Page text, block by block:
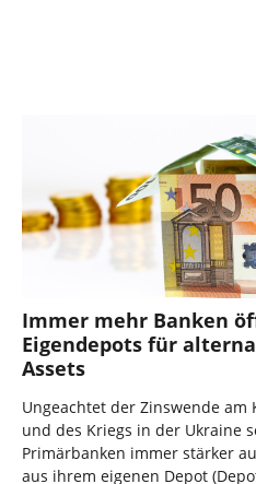
Immer mehr Banken
Eigendepots für
Assets
Ungeachtet der Zinswende am
und des Kriegs in der Ukraine
Primärbanken immer stärker
aus ihrem eigenen Depot